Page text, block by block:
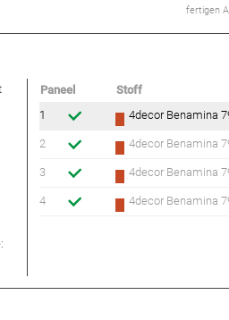
ferti­gen
Paneel
Stoff
1
4decor Benamina
2 4decor Benamina
3 4decor Benamina
4 4decor Benamina